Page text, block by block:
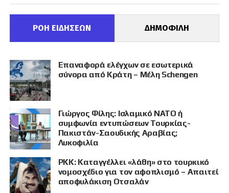
ΡΟΗ ΕΙΔΗΣΕΩΝ ΔΗΜΟΦΙΛΗ
Επαναφορά ελέγχων σε εσωτερικά
σύνορα από Κράτη – Μέλη Schengen
Γιώργος Φίλης: Ισλαμικό ΝΑΤΟ ή
συμφωνία εντυπώσεων Τουρκίας-
Πακιστάν-Σαουδικής Αραβίας;
Λυκοφιλία
PKK: Καταγγέλλει «λάθη» στο τουρκικό
νομοσχέδιο για τον αφοπλισμό – Απαιτεί
αποφυλάκιση Οτσαλάν